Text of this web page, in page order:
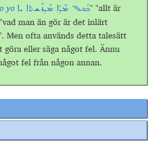
yo ܟܺܘܠ ܡܶܕܳܐ ܡܰܕܪܰܫܬܐ ܝܐ" "allt är
man än gör är det inlärt
Men ofta används detta talesätt
eller säga något fel. Ännu
fel från någon annan.